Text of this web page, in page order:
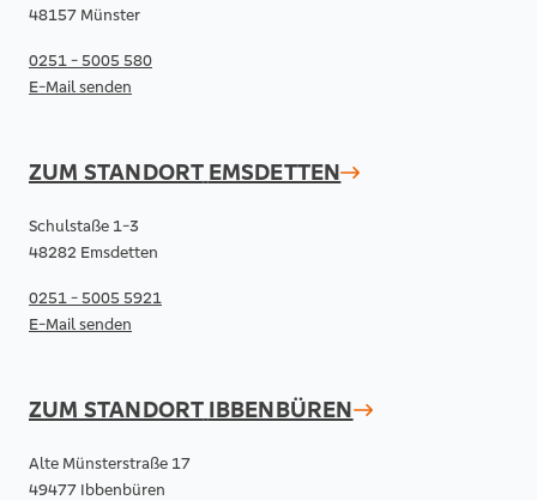
48157 Münster
0251 - 5005 580
E-Mail senden
ZUM STANDORT EMSDETTEN
Schulstaße 1-3
48282 Emsdetten
0251 - 5005 5921
E-Mail senden
ZUM STANDORT IBBENBÜREN
Alte Münsterstraße 17
49477 Ibbenbüren